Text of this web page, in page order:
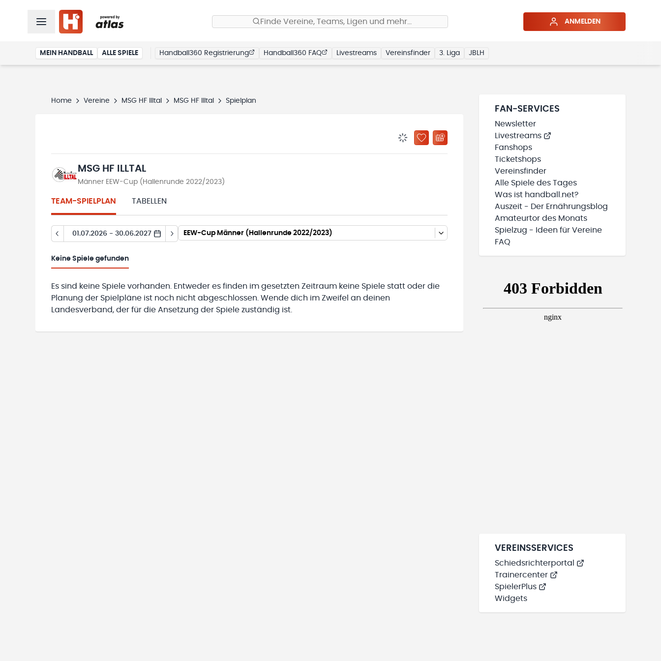
Finde Vereine, Teams, Ligen und mehr… ANMELDEN
MEIN HANDBALL ALLE SPIELE Handball360 Registrierung Handball360 FAQ Livestreams Vereinsfinder 3. Liga JBLH
Home Vereine MSG HF Illtal MSG HF Illtal Spielplan
BENACHRICHTIGUNGSSTATUS WIRD GELADEN
ZU „MEINE TEAMS“ HINZUFÜGEN
MSG HF ILLTAL
Männer EEW-Cup (Hallenrunde 2022/2023)
TEAM-SPIELPLAN TABELLEN
01.07.2026 - 30.06.2027 EEW-Cup Männer (Hallenrunde 2022/2023)
Keine Spiele gefunden
Es sind keine Spiele vorhanden. Entweder es finden im gesetzten Zeitraum keine Spiele statt oder die
Planung der Spielpläne ist noch nicht abgeschlossen. Wende dich im Zweifel an deinen
Landesverband, der für die Ansetzung der Spiele zuständig ist.
FAN-SERVICES
Newsletter
Livestreams
Fanshops
Ticketshops
Vereinsfinder
Alle Spiele des Tages
Was ist handball.net?
Auszeit - Der Ernährungsblog
Amateurtor des Monats
Spielzug - Ideen für Vereine
FAQ
VEREINSSERVICES
Schiedsrichterportal
Trainercenter
SpielerPlus
Widgets